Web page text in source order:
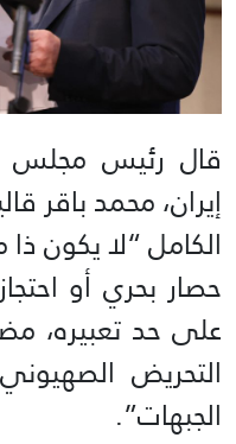
قال رئيس مجلس
إيران، محمد باقر
الكامل “لا يكون
حصار بحري أو
على حد تعبيره،
التحريض
الجبهات”.